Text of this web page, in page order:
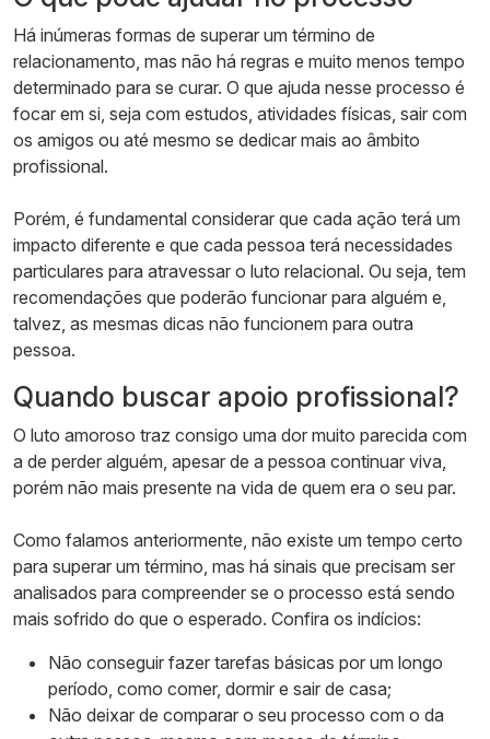
Há inúmeras formas de superar um término de
relacionamento, mas não há regras e muito menos tempo
determinado para se curar. O que ajuda nesse processo é
focar em si, seja com estudos, atividades físicas, sair com
os amigos ou até mesmo se dedicar mais ao âmbito
profissional.
Porém, é fundamental considerar que cada ação terá um
impacto diferente e que cada pessoa terá necessidades
particulares para atravessar o luto relacional. Ou seja, tem
recomendações que poderão funcionar para alguém e,
talvez, as mesmas dicas não funcionem para outra
pessoa.
Quando buscar apoio profissional?
O luto amoroso traz consigo uma dor muito parecida com
a de perder alguém, apesar de a pessoa continuar viva,
porém não mais presente na vida de quem era o seu par.
Como falamos anteriormente, não existe um tempo certo
para superar um término, mas há sinais que precisam ser
analisados para compreender se o processo está sendo
mais sofrido do que o esperado. Confira os indícios:
Não conseguir fazer tarefas básicas por um longo
período, como comer, dormir e sair de casa;
Não deixar de comparar o seu processo com o da